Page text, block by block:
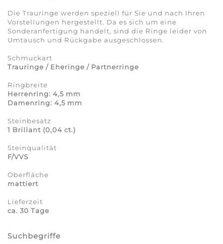
Die Trauringe werden speziell für Sie und nach Ihren
Vorstellungen hergestellt. Da es sich um eine
Sonderanfertigung handelt, sind die Ringe leider von
Umtausch und Rückgabe ausgeschlossen.
Schmuckart
Trauringe / Eheringe / Partnerringe
Ringbreite
Herrenring: 4,5 mm
Damenring: 4,5 mm
Steinbesatz
1 Brillant (0,04 ct.)
Steinqualität
F/VVS
Oberfläche
mattiert
Lieferzeit
ca. 30 Tage
Suchbegriffe